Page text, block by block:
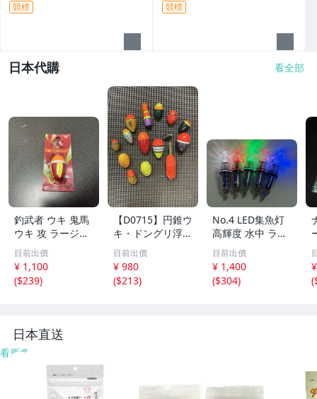
競標 競標
日本代購 看全部
釣武者 ウキ 鬼馬
ウキ 攻 ラージ
B 未開封
目前出價
¥ 1,100
($239)
【D0715】円錐ウ
キ・ドングリ浮
き・中通しウキ・
正立・釣研・他
目前出價
¥ 980
($213)
No.4 LED集魚灯
高輝度 水中 ライ
ト 12cm 夜 イカ
釣り 集魚灯 5色
セット 防水 電池
式 海釣り 集魚ラ
目前出價
¥ 1,400
($304)
(
日本直送
看更多